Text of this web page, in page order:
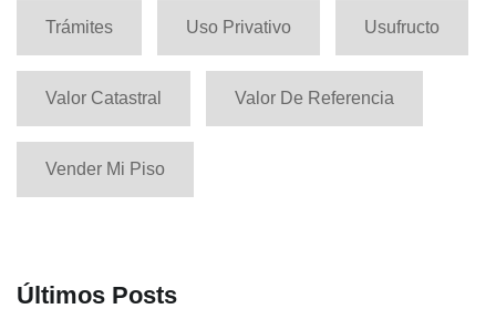
Trámites Uso Privativo Usufructo
Valor Catastral Valor De Referencia
Vender Mi Piso
Últimos Posts